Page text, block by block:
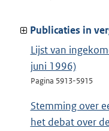
Publicaties in
Lijst van
juni 1996)
Pagina 5913-5915
Stemming over
het debat over